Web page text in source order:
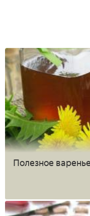
Полезное